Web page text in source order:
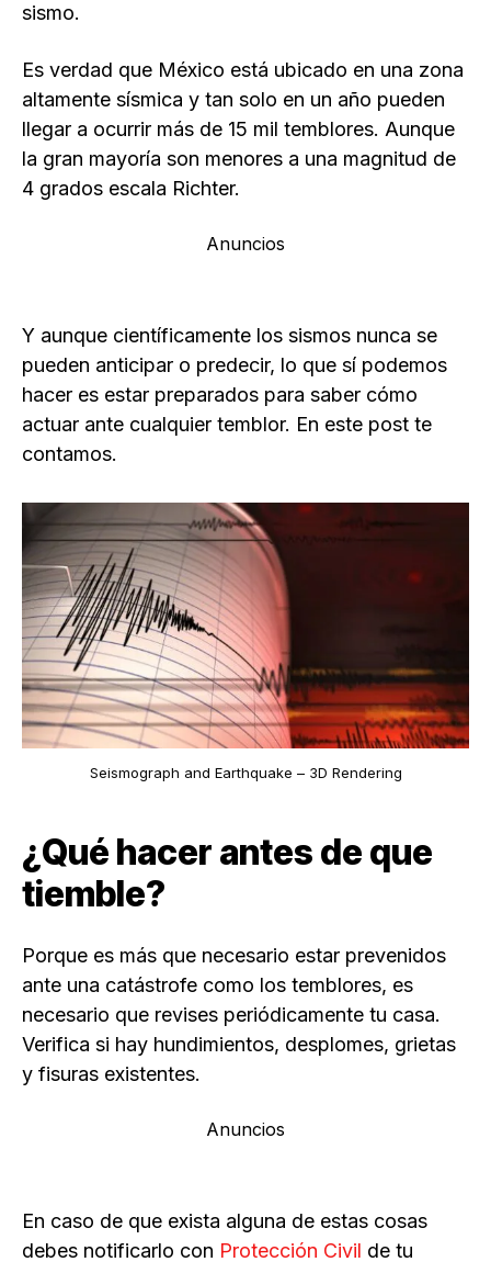
sismo.
Es verdad que México está ubicado en una zona
altamente sísmica y tan solo en un año pueden
llegar a ocurrir más de 15 mil temblores. Aunque
la gran mayoría son menores a una magnitud de
4 grados escala Richter.
Anuncios
Y aunque científicamente los sismos nunca se
pueden anticipar o predecir, lo que sí podemos
hacer es estar preparados para saber cómo
actuar ante cualquier temblor. En este post te
contamos.
Seismograph and Earthquake – 3D Rendering
¿Qué hacer antes de que
tiemble?
Porque es más que necesario estar prevenidos
ante una catástrofe como los temblores, es
necesario que revises periódicamente tu casa.
Verifica si hay hundimientos, desplomes, grietas
y fisuras existentes.
Anuncios
En caso de que exista alguna de estas cosas
debes notificarlo con Protección Civil de tu